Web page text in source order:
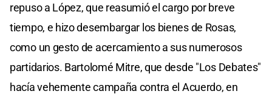
repuso a López, que reasumió el cargo por breve
tiempo, e hizo desembargar los bienes de Rosas,
como un gesto de acercamiento a sus numerosos
partidarios. Bartolomé Mitre, que desde "Los Debates"
hacía vehemente campaña contra el Acuerdo, en